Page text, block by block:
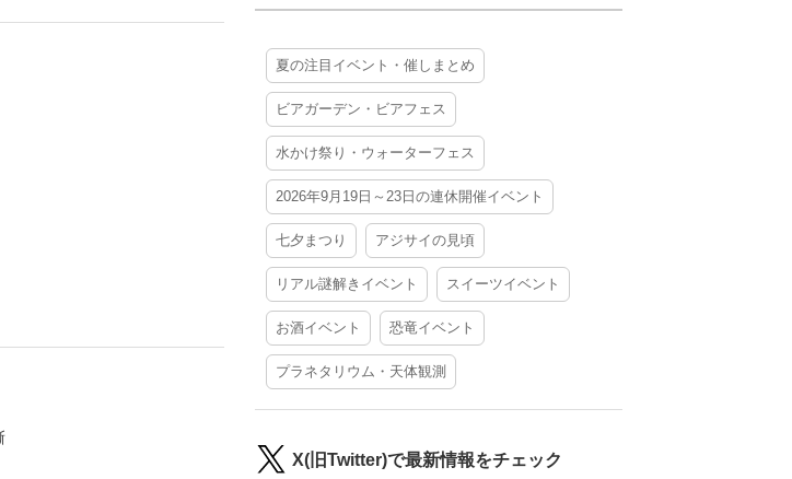
夏の注目イベント・催しまとめ
ビアガーデン・ビアフェス
水かけ祭り・ウォーターフェス
2026年9月19日～23日の連休開催イベント
七夕まつり アジサイの見頃
リアル謎解きイベント スイーツイベント
お酒イベント 恐竜イベント
プラネタリウム・天体観測
X(旧Twitter)で最新情報をチェック